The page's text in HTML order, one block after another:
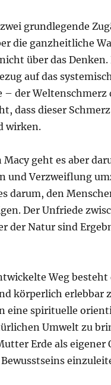
grundlegende
die ganzheitliche
über das
auf das
– der
dass dieser
wirken.
geht es aber
und Verzweiflung
darum, den
Der Unfriede
der Natur sind
Weg
körperlich erlebbar
eine spirituelle
Umwelt zu
Erde als eigener